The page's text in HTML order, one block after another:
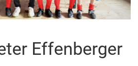
Effenberger